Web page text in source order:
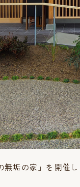
垢の家」を開催し